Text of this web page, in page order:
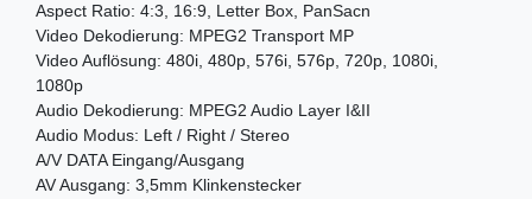
Aspect Ratio: 4:3, 16:9, Letter Box, PanSacn
Video Dekodierung: MPEG2 Transport MP
Video Auflösung: 480i, 480p, 576i, 576p, 720p, 1080i,
1080p
Audio Dekodierung: MPEG2 Audio Layer I&II
Audio Modus: Left / Right / Stereo
A/V DATA Eingang/Ausgang
AV Ausgang: 3,5mm Klinkenstecker